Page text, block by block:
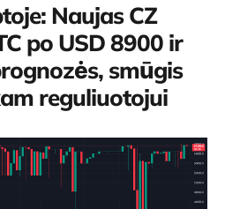
Naujas CZ
po USD 8900 ir
smūgis
reguliuotojui